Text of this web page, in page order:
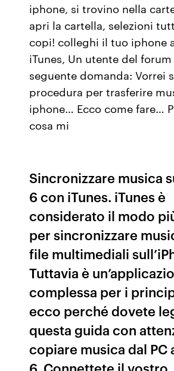
iphone, si trovino nella
apri la cartella, selezioni
copi! colleghi il tuo iphone
iTunes, Un utente del
seguente domanda: Vorrei
procedura per trasferire
iphone… Ecco come fare…
cosa mi
Sincronizzare musica
6 con iTunes. iTunes è
considerato il modo
per sincronizzare
file multimediali
Tuttavia è
complessa per i
ecco perché dovete
questa guida con
copiare musica dal PC